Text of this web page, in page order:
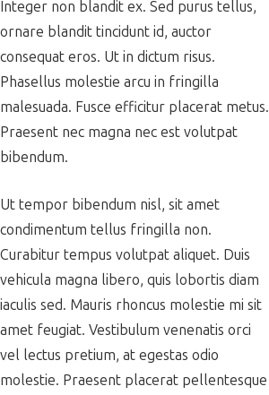
Integer non blandit ex. Sed purus tellus,
ornare blandit tincidunt id, auctor
consequat eros. Ut in dictum risus.
Phasellus molestie arcu in fringilla
malesuada. Fusce efficitur placerat metus.
Praesent nec magna nec est volutpat
bibendum.
Ut tempor bibendum nisl, sit amet
condimentum tellus fringilla non.
Curabitur tempus volutpat aliquet. Duis
vehicula magna libero, quis lobortis diam
iaculis sed. Mauris rhoncus molestie mi sit
amet feugiat. Vestibulum venenatis orci
vel lectus pretium, at egestas odio
molestie. Praesent placerat pellentesque